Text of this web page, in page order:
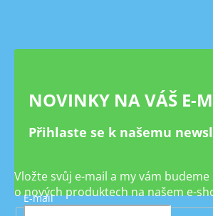
NOVINKY NA VÁŠ E-
Přihlaste se k našemu
Vložte svůj e-mail a my vám
o nových produktech na našem e-
E-mail